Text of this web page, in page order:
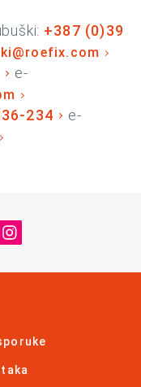
+387 (0)39
e-
234
e-
Facebook
nas na YouTube
nas na